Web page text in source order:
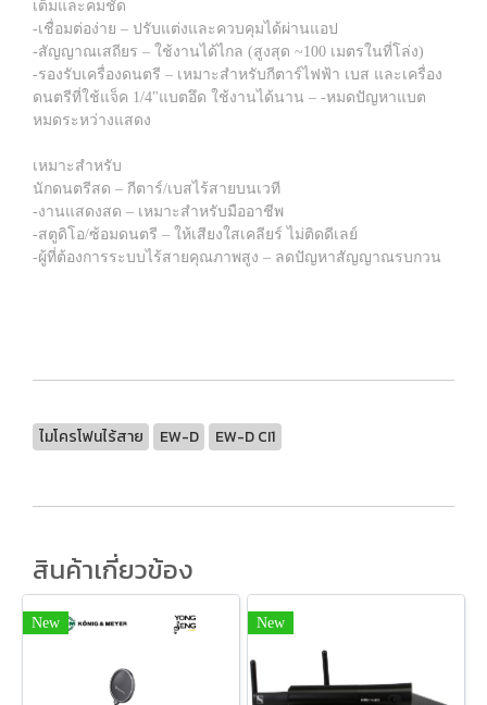
เต็มและคมชัด
-เชื่อมต่อง่าย – ปรับแต่งและควบคุมได้ผ่านแอป
-สัญญาณเสถียร – ใช้งานได้ไกล (สูงสุด ~100 เมตรในที่โล่ง)
-รองรับเครื่องดนตรี – เหมาะสำหรับกีตาร์ไฟฟ้า เบส และเครื่อง
ดนตรีที่ใช้แจ็ค 1/4"แบตอึด ใช้งานได้นาน – -หมดปัญหาแบต
หมดระหว่างแสดง
เหมาะสำหรับ
นักดนตรีสด – กีตาร์/เบสไร้สายบนเวที
-งานแสดงสด – เหมาะสำหรับมืออาชีพ
-สตูดิโอ/ซ้อมดนตรี – ให้เสียงใสเคลียร์ ไม่ติดดีเลย์
-ผู้ที่ต้องการระบบไร้สายคุณภาพสูง – ลดปัญหาสัญญาณรบกวน
ไมโครโฟนไร้สาย EW-D EW-D CI1
สินค้าเกี่ยวข้อง
New New